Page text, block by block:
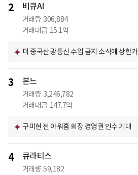
2 비큐AI
거래량 306,884
거래대금 15.1억
미 중국산 광통신 수입 금지 소식에 상한가
3 본느
거래량 3,246,782
거래대금 147.7억
구미현 전 아워홈 회장 경영권 인수 기대
4 큐라티스
거래량 59,182